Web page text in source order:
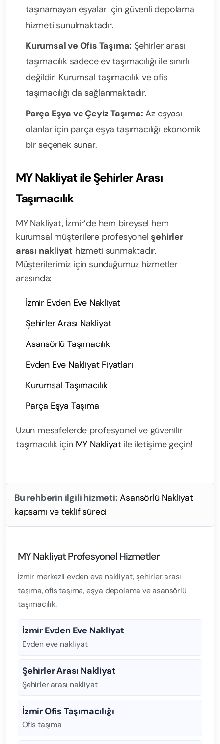
taşınamayan eşyalar için güvenli depolama
hizmeti sunulmaktadır.
Kurumsal ve Ofis Taşıma: Şehirler arası
taşımacılık sadece ev taşımacılığı ile sınırlı
değildir. Kurumsal taşımacılık ve ofis
taşımacılığı da sağlanmaktadır.
Parça Eşya ve Çeyiz Taşıma: Az eşyası
olanlar için parça eşya taşımacılığı ekonomik
bir seçenek sunar.
MY Nakliyat ile Şehirler Arası
Taşımacılık
MY Nakliyat, İzmir’de hem bireysel hem
kurumsal müşterilere profesyonelşehirler
arası nakliyat hizmeti sunmaktadır.
Müşterilerimiz için sunduğumuz hizmetler
arasında:
İzmir Evden Eve Nakliyat
Şehirler Arası Nakliyat
Asansörlü Taşımacılık
Evden Eve Nakliyat Fiyatları
Kurumsal Taşımacılık
Parça Eşya Taşıma
Uzun mesafelerde profesyonel ve güvenilir
taşımacılık için MY Nakliyatile iletişime geçin!
Bu rehberin ilgili hizmeti: Asansörlü Nakliyat
kapsamı ve teklif süreci
MY Nakliyat Profesyonel Hizmetler
İzmir merkezli evden eve nakliyat, şehirler arası
taşıma, ofis taşıma, eşya depolama ve asansörlü
taşımacılık.
İzmir Evden Eve Nakliyat
Evden eve nakliyat
Şehirler Arası Nakliyat
Şehirler arası nakliyat
İzmir Ofis Taşımacılığı
Ofis taşıma